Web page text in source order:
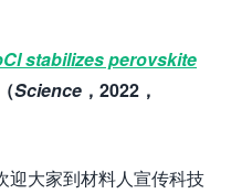
stabilizes perovskite
（Science ， 2022 ，
迎大家到材料人宣传科技